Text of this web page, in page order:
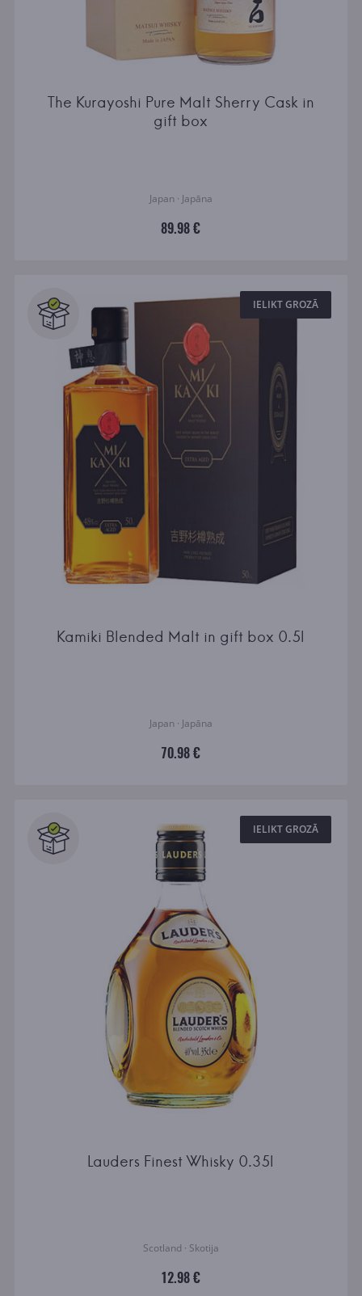
The Kurayoshi Pure Malt Sherry Cask in
gift box
Japan · Japāna
89.98 €
IELIKT GROZĀ
Kamiki Blended Malt in gift box 0.5l
Japan · Japāna
70.98 €
IELIKT GROZĀ
Lauders Finest Whisky 0.35l
Scotland · Skotija
12.98 €